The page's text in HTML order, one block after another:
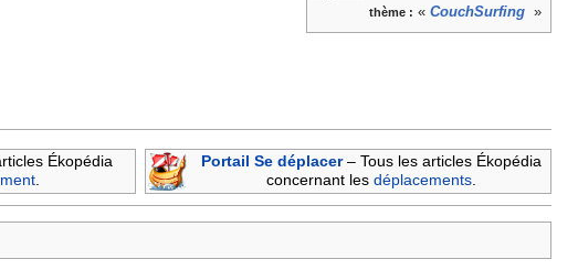
thème : « CouchSurfing »
Ékopédia
Portail Se déplacer– Tous les articles Ékopédia
concernant les déplacements.